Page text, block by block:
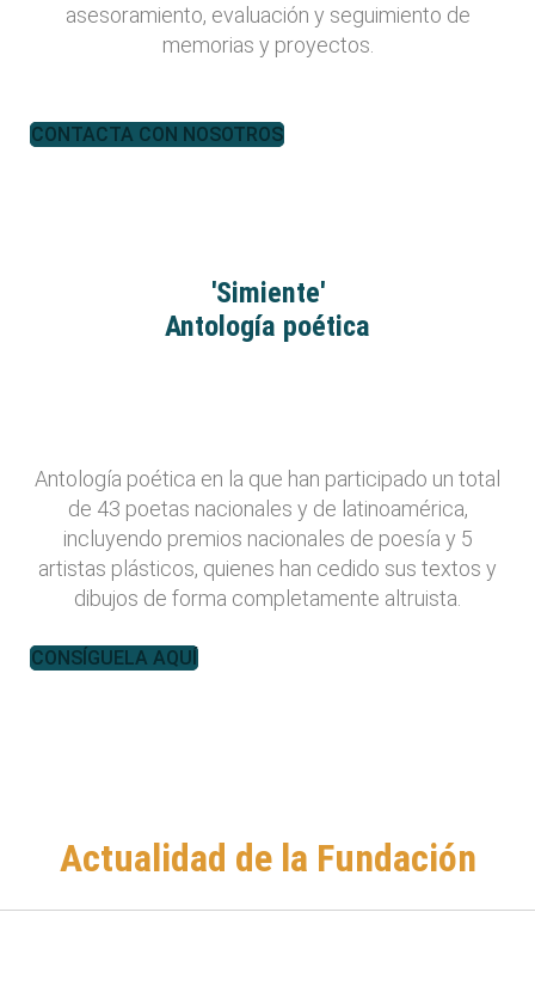
asesoramiento, evaluación y seguimiento de
memorias y proyectos.
CONTACTA CON NOSOTROS
'Simiente'
Antología poética
Antología poética en la que han participado un total
de 43 poetas nacionales y de latinoamérica,
incluyendo premios nacionales de poesía y 5
artistas plásticos, quienes han cedido sus textos y
dibujos de forma completamente altruista.
CONSÍGUELA AQUÍ
Actualidad de la Fundación